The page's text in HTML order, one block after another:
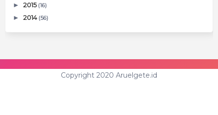
► 2015 (16)
► 2014 (56)
Copyright 2020 Aruelgete.id